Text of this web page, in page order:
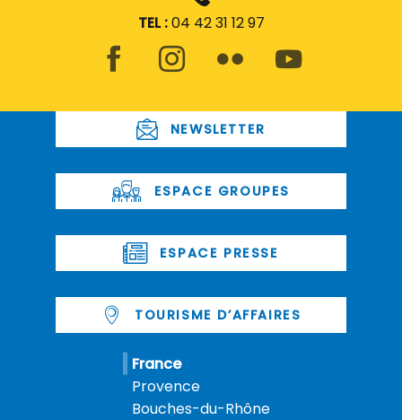
TEL :04 42 31 12 97
NEWSLETTER
ESPACE GROUPES
ESPACE PRESSE
TOURISME D’AFFAIRES
France
Provence
Bouches-du-Rhône